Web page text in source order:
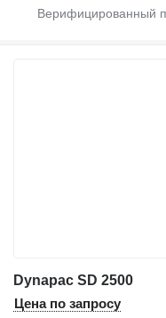
Dynapac SD 2500
Цена по запросу